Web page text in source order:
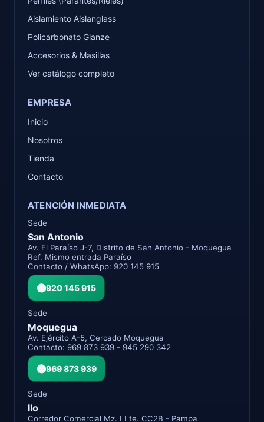
Aislamiento Aislanglass
Policarbonato Glanze
Accesorios & Masillas
Ver catálogo completo
EMPRESA
Inicio
Nosotros
Tienda
Contacto
ATENCIÓN INMEDIATA
Sede
San Antonio
Av. El Paraíso J-7, Distrito de San Antonio - Moquegua
Ref. Mismo entrada Paraíso
Contacto / WhatsApp: 920 145 915
920 145 915
Sede
Moquegua
Av. Ejército A-5, Cercado Moquegua
Contacto: 969 873 939 - 945 290 342
969 873 939
Sede
Ilo
Corredor Comercial Mz. I Lte. CC2B - Pampa